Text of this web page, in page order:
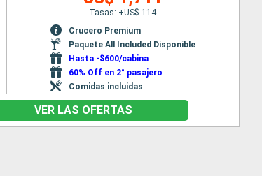
Tasas: +US$ 114
Crucero Premium
Paquete All Included Disponible
Hasta -$600/cabina
60% Off en 2° pasajero
Comidas incluidas
VER LAS OFERTAS